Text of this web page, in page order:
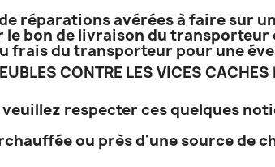
réparations avérées à faire sur
bon de livraison du
frais du transporteur pour une
CONTRE LES VICES
respecter ces quelques
ou près d'une source de